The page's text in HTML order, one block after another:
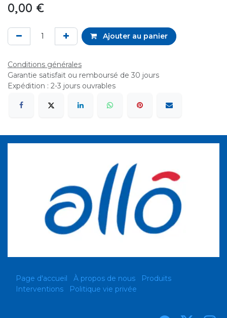
0,00 €
Ajouter au panier
Conditions générales
Garantie satisfait ou remboursé de 30 jours
Expédition : 2-3 jours ouvrables
Page d'accueil À propos de nous
Produits
Interventions
Politique vie privée